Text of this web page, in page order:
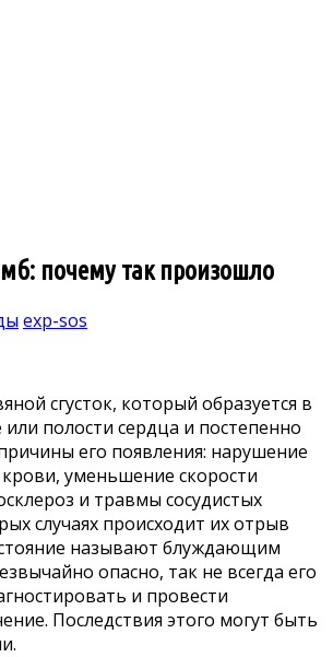
почему так произошло
exp-sos
сгусток, который образуется в
или полости сердца и постепенно
его появления: нарушение
уменьшение скорости
и травмы сосудистых
случаях происходит их отрыв
называют блуждающим
опасно, так не всегда его
и провести
Последствия этого могут быть